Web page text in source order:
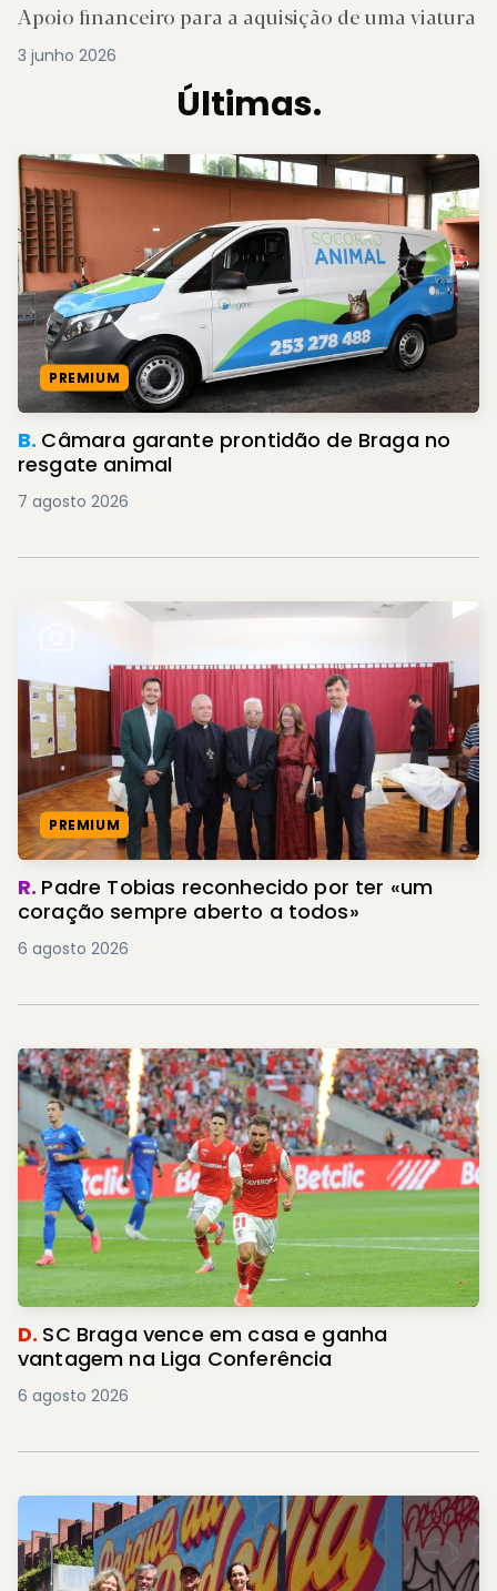
Apoio financeiro para a aquisição de uma viatura
3 junho 2026
Últimas.
PREMIUM
B. Câmara garante prontidão de Braga no
resgate animal
7 agosto 2026
PREMIUM
R. Padre Tobias reconhecido por ter «um
coração sempre aberto a todos»
6 agosto 2026
D. SC Braga vence em casa e ganha
vantagem na Liga Conferência
6 agosto 2026